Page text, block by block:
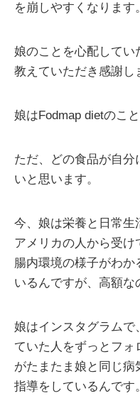
を崩しやすくなります
娘のことを心配してい
教えていただき感謝し
娘はFodmap dietのこ
ただ、どの食品が自
いと思います。
今、娘は栄養と日常生
アメリカの人から受け
腸内環境の様子がわか
いるんですが、高額な
娘はインスタグラムで
ていた人をずっとフォ
がたまたま娘と同じ
指導をしているんです。